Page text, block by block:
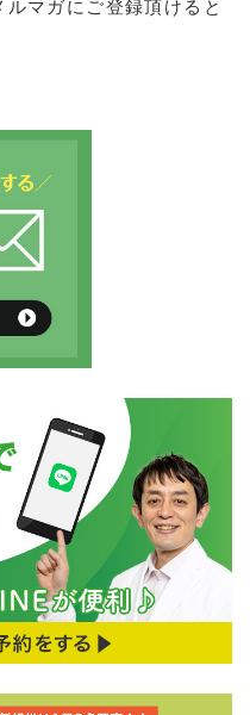
マガにご登録頂けると